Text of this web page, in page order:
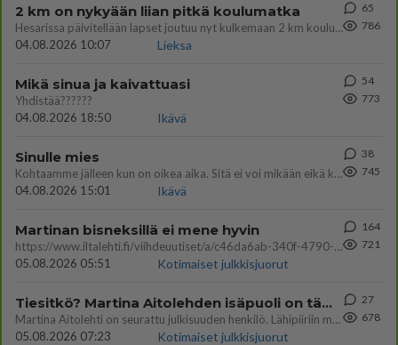
2 km on nykyään liian pitkä koulumatka
Hesarissa päivitellään lapset joutuu nyt kulkemaan 2 km kouluun jösses. Ruostefillarilla tuo matka menee vaikka miten äk
04.08.2026 10:07
Lieksa
65
786
Mikä sinua ja kaivattuasi
Yhdistää??????
04.08.2026 18:50
Ikävä
54
773
Sinulle mies
Kohtaamme jälleen kun on oikea aika. Sitä ei voi mikään eikä kukaan estää <3 <3
04.08.2026 15:01
Ikävä
38
745
Martinan bisneksillä ei mene hyvin
https://www.iltalehti.fi/viihdeuutiset/a/c46da6ab-340f-4790-aaa7-0865eed2336 Yrityksen konkurssihakemus on tullut kärä
05.08.2026 05:51
Kotimaiset julkkisjuorut
164
721
Tiesitkö? Martina Aitolehden isäpuoli on tämä suosittu laulaja
Martina Aitolehti on seurattu julkisuuden henkilö. Lähipiiriin mahtuu muitakin tunnettuja henkilöitä. Tiesitkö, että Ma
05.08.2026 07:23
Kotimaiset julkkisjuorut
27
678